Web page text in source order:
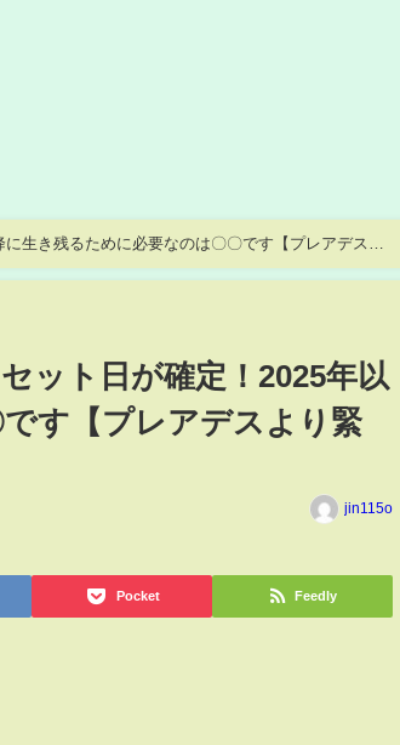
生き残るために必要なのは〇〇です【プレアデスよ
ット日が確定！2025年以
す【プレアデスより緊
jin115o
Pocket Feedly